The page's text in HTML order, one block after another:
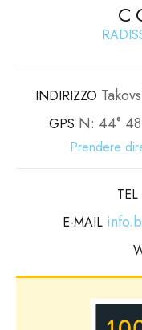
INDIRIZZO
GPS N: 44°
Prendere
TEL
E-MAIL